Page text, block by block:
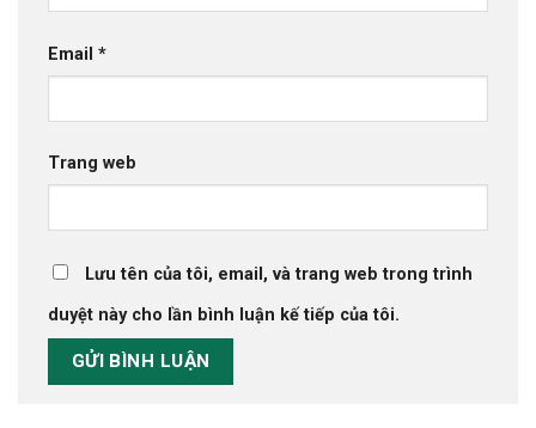
Email *
Trang web
Lưu tên của tôi, email, và trang web trong trình
duyệt này cho lần bình luận kế tiếp của tôi.